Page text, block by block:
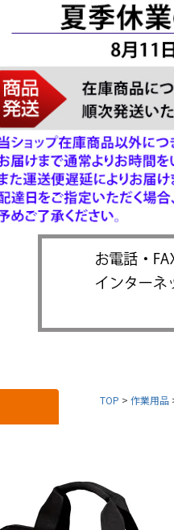
TOP 作業用品